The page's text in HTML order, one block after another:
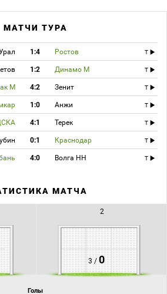
МАТЧИ ТУРА
1:4 Ростов T
1:2 Динамо М T
М 4:2 Зенит T
1:0 Анжи T
4:1 Терек T
0:1 Краснодар T
4:0 Волга НН T
МАТЧА
2
3 /0
Голы